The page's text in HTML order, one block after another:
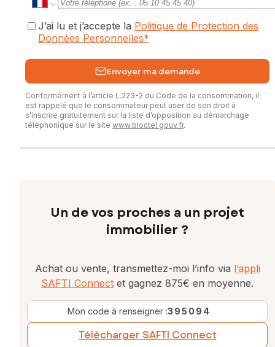
J’ai lu et j’accepte la Politique de Protection des
Données Personnelles*
Envoyer ma demande
Conformément à l’article L.223-2 du Code de la consommation, il
est rappelé que le consommateur peut user de son droit à
s’inscrire gratuitement sur la liste d’opposition au démarchage
téléphonique sur le site www.bloctel.gouv.fr.
Un de vos proches a un projet
immobilier ?
Achat ou vente, transmettez-moi l’info via l’appli
SAFTI Connect et gagnez 875€ en moyenne.
Mon code à renseigner :395094
Télécharger SAFTI Connect